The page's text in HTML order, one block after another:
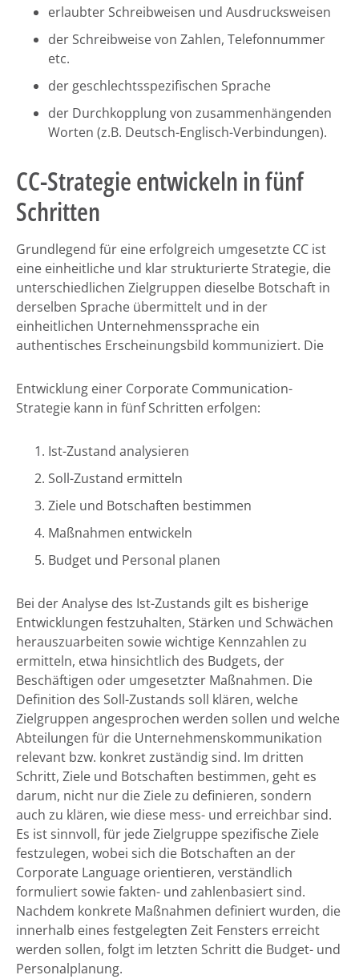
erlaubter Schreibweisen und Ausdrucksweisen
der Schreibweise von Zahlen, Telefonnummer
etc.
der geschlechtsspezifischen Sprache
der Durchkopplung von zusammenhängenden
Worten (z.B. Deutsch-Englisch-Verbindungen).
CC-Strategie entwickeln in fünf
Schritten
Grundlegend für eine erfolgreich umgesetzte CC ist
eine einheitliche und klar strukturierte Strategie, die
unterschiedlichen Zielgruppen dieselbe Botschaft in
derselben Sprache übermittelt und in der
einheitlichen Unternehmenssprache ein
authentisches Erscheinungsbild kommuniziert. Die
Entwicklung einer Corporate Communication-
Strategie kann in fünf Schritten erfolgen:
Ist-Zustand analysieren
Soll-Zustand ermitteln
Ziele und Botschaften bestimmen
Maßnahmen entwickeln
Budget und Personal planen
Bei der Analyse des Ist-Zustands gilt es bisherige
Entwicklungen festzuhalten, Stärken und Schwächen
herauszuarbeiten sowie wichtige Kennzahlen zu
ermitteln, etwa hinsichtlich des Budgets, der
Beschäftigen oder umgesetzter Maßnahmen. Die
Definition des Soll-Zustands soll klären, welche
Zielgruppen angesprochen werden sollen und welche
Abteilungen für die Unternehmenskommunikation
relevant bzw. konkret zuständig sind. Im dritten
Schritt, Ziele und Botschaften bestimmen, geht es
darum, nicht nur die Ziele zu definieren, sondern
auch zu klären, wie diese mess- und erreichbar sind.
Es ist sinnvoll, für jede Zielgruppe spezifische Ziele
festzulegen, wobei sich die Botschaften an der
Corporate Language orientieren, verständlich
formuliert sowie fakten- und zahlenbasiert sind.
Nachdem konkrete Maßnahmen definiert wurden, die
innerhalb eines festgelegten Zeit Fensters erreicht
werden sollen, folgt im letzten Schritt die Budget- und
Personalplanung.